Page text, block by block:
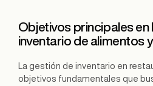
Objetivos principales en
inventario de alimentos
La gestión de inventario en
objetivos fundamentales que